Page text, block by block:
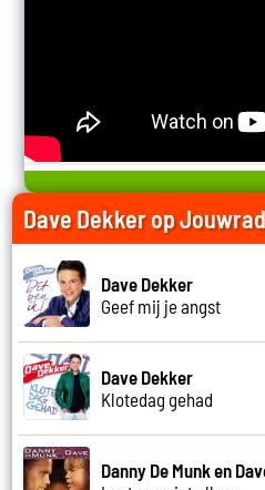
Dave Dekker op
Dave Dekker
Geef mij je angst
Dave Dekker
Klotedag gehad
Danny De Munk en